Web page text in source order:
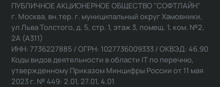
ПУБЛИЧНОЕ АКЦИОНЕРНОЕ ОБЩЕСТВО "СОФТЛАЙН"
г. Москва, вн.тер. г. муниципальный округ Хамовники,
ул Льва Толстого, д. 5, стр. 1, этаж 3, помещ. 1, ком. №2,
2А (А311)
ИНН: 7736227885 / ОГРН: 1027736009333 / ОКВЭД: 46.90
Коды видов деятельности в области IT по перечню,
утвержденному Приказом Минцифры России от 11 мая
2023 г. № 449: 2.01, 27.01, 4.01